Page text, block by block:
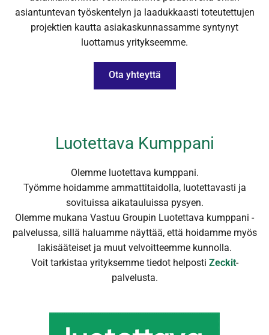
asiantuntevan työskentelyn ja laadukkaasti toteutettujen
projektien kautta asiakaskunnassamme syntynyt
luottamus yritykseemme.
Ota yhteyttä
Luotettava Kumppani
Olemme luotettava kumppani.
Työmme hoidamme ammattitaidolla, luotettavasti ja
sovituissa aikatauluissa pysyen.
Olemme mukana Vastuu Groupin Luotettava kumppani -
palvelussa, sillä haluamme näyttää, että hoidamme myös
lakisääteiset ja muut velvoitteemme kunnolla.
Voit tarkistaa yrityksemme tiedot helposti Zeckit-
palvelusta.